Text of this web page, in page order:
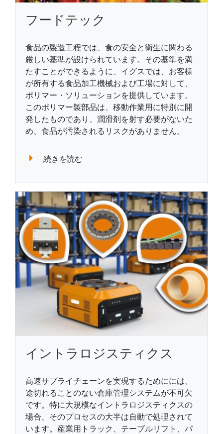
フードテック
食品の製造工程では、食の安全と衛生に関わる
厳しい基準が設けられています。その基準を満
たすことができるように、イグスでは、お客様
が所有する食品加工機械および工場に対して、
ポリマー・ソリューションを提供しています。
このポリマー製部品は、移動作業用に特別に開
発したものであり、潤滑剤を射す必要がないた
め、食品が汚染されるリスクがありません。
続きを読む
イントラロジスティクス
高速サプライチェーンを実現するためにには、
途切れることのない倉庫管理システムが不可欠
です。特に大規模なイントラロジスティクスの
場合、そのプロセスの大半は自動で処理されて
います。産業用トラック、テーブルリフト、パ